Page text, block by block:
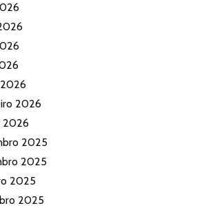
2026
2026
2025
2025
2025
2025